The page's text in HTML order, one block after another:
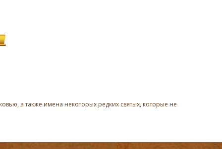
а также имена некоторых редких святых, которые не